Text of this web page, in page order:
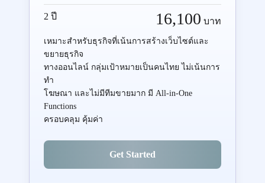
2 ปี 16,100 บาท
เหมาะสำหรับธุรกิจที่เน้นการสร้างเว็บไซต์และ
ขยายธุรกิจ
ทางออนไลน์ กลุ่มเป้าหมายเป็นคนไทย ไม่เน้นการ
ทำ
โฆษณา และไม่มีทีมขายมาก มี All-in-One
Functions
ครอบคลุม คุ้มค่า
Get Started